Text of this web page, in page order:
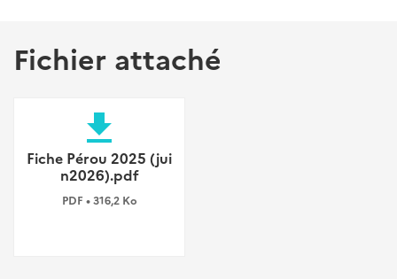
Fichier attaché
file_download
Fiche Pérou 2025 (jui
n2026).pdf
PDF • 316,2 Ko